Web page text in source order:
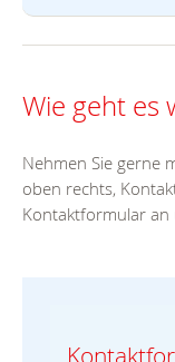
Wie geht es
Nehmen Sie gerne
oben rechts,
Kontaktformular an